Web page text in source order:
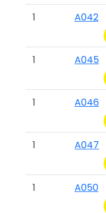
1
A042
1
A045
1
A046
1
A047
1
A050